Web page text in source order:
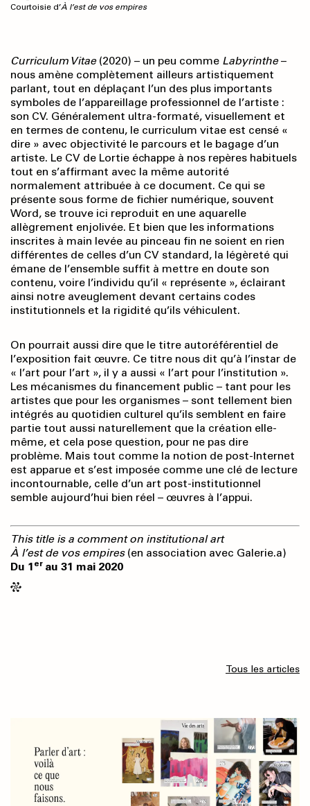
Courtoisie d’À l’est de vos empires
Curriculum Vitae(2020) – un peu comme Labyrinthe–
nous amène complètement ailleurs artistiquement
parlant, tout en déplaçant l’un des plus importants
symboles de l’appareillage professionnel de l’artiste :
son CV. Généralement ultra-formaté, visuellement et
en termes de contenu, le curriculum vitae est censé «
dire » avec objectivité le parcours et le bagage d’un
artiste. Le CV de Lortie échappe à nos repères habituels
tout en s’affirmant avec la même autorité
normalement attribuée à ce document. Ce qui se
présente sous forme de fichier numérique, souvent
Word, se trouve ici reproduit en une aquarelle
allègrement enjolivée. Et bien que les informations
inscrites à main levée au pinceau fin ne soient en rien
différentes de celles d’un CV standard, la légèreté qui
émane de l’ensemble suffit à mettre en doute son
contenu, voire l’individu qu’il « représente », éclairant
ainsi notre aveuglement devant certains codes
institutionnels et la rigidité qu’ils véhiculent.
On pourrait aussi dire que le titre autoréférentiel de
l’exposition fait œuvre. Ce titre nous dit qu’à l’instar de
« l’art pour l’art », il y a aussi « l’art pour l’institution ».
Les mécanismes du financement public – tant pour les
artistes que pour les organismes – sont tellement bien
intégrés au quotidien culturel qu’ils semblent en faire
partie tout aussi naturellement que la création elle-
même, et cela pose question, pour ne pas dire
problème. Mais tout comme la notion de post-Internet
est apparue et s’est imposée comme une clé de lecture
incontournable, celle d’un art post-institutionnel
semble aujourd’hui bien réel – œuvres à l’appui.
This title is a comment on institutional art
À l’est de vos empires(en association avec Galerie.a)
Du 1 er au 31 mai 2020
Tous les articles